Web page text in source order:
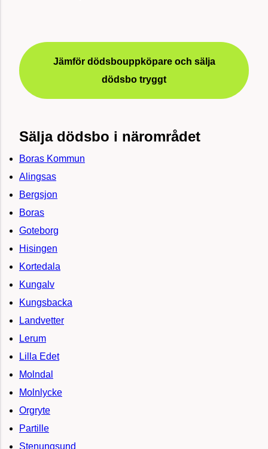
Jämför dödsbouppköpare och sälja
dödsbo tryggt
Sälja dödsbo i närområdet
Boras Kommun
Alingsas
Bergsjon
Boras
Goteborg
Hisingen
Kortedala
Kungalv
Kungsbacka
Landvetter
Lerum
Lilla Edet
Molndal
Molnlycke
Orgryte
Partille
Stenungsund